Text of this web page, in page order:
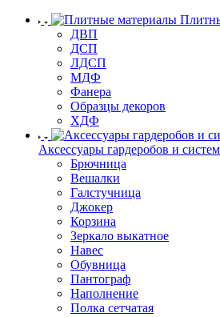
ДВП
ДСП
ЛДСП
МДФ
Фанера
Образцы декоров
ХДФ
Аксессуары гардеробов и
Брючница
Вешалки
Галстучница
Джокер
Корзина
Зеркало выкатное
Навес
Обувница
Пантограф
Наполнение
Полка сетчатая